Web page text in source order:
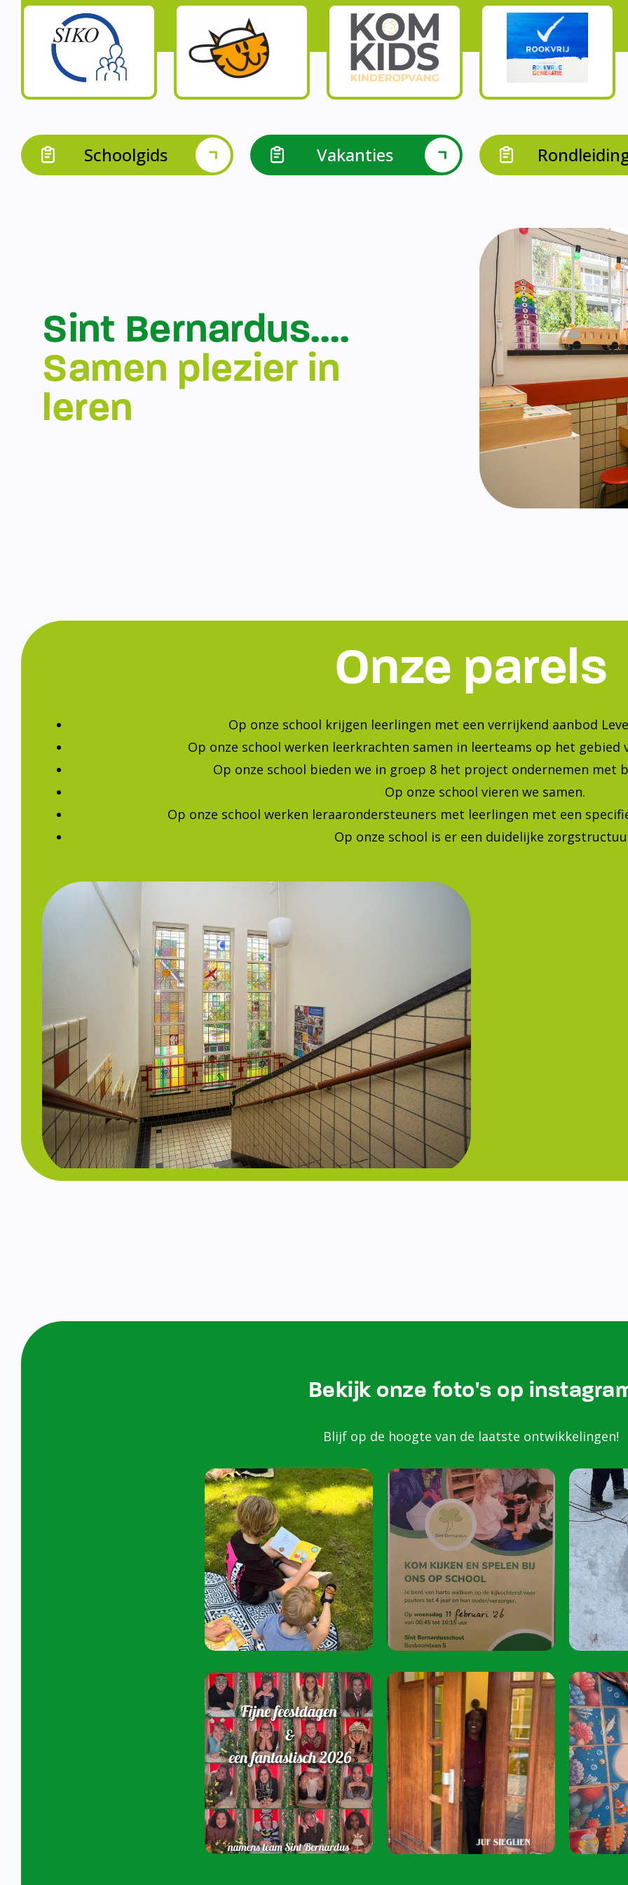
Op onze school krijgen leerlingen met een verrijkend aanbod
Op onze school werken leerkrachten samen in leerteams op het gebied
Op onze school vieren we samen.
Op onze school werken leraarondersteuners met leerlingen met een
Op onze school is er een duidelijke
Bekijk onze foto's op
Blijf op de hoogte van de laatste ontwikkelingen!
Peuters van 2
harte welkom
oktober 2026.
Speel je mee?